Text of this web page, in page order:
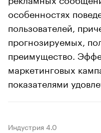
особенностях
пользователей,
прогнозируемых,
преимущество.
маркетинговых
показателями
Индустрия 4.0